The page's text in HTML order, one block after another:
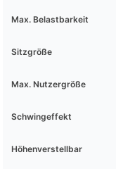
Max. Belastbarkeit
Sitzgröße
Max. Nutzergröße
Schwingeffekt
Höhenverstellbar